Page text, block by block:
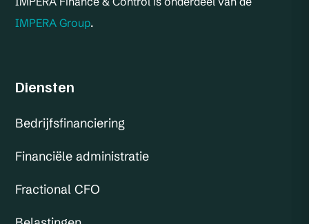
IMPERA Group.
Diensten
Bedrijfsfinanciering
Financiële administratie
Fractional CFO